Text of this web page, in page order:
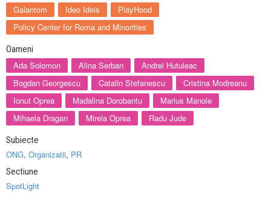
Galantom Ideo Ideis
PlayHood
Policy Center for Roma and Minorities
Oameni
Ada Solomon Alina Serban
Andrei Hutuleac
Bogdan Georgescu
Catalin Stefanescu
Cristina Modreanu
Ionut Oprea
Madalina Dorobantu
Marius Manole
Mihaela Dragan
Mirela Oprea Radu Jude
Subiecte
ONG, Organizatii, PR
Sectiune
SpotLight